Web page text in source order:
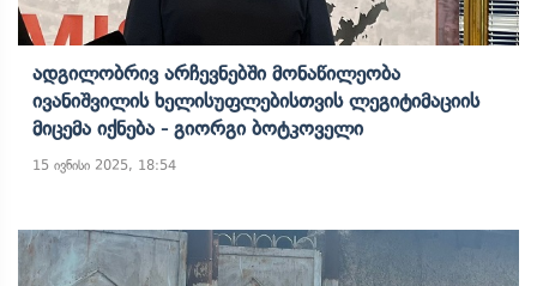
Ადგილობრივ Არჩევნებში Მონაწილეობა
Ივანიშვილის Ხელისუფლებისთვის Ლეგიტიმაციის
Მიცემა Იქნება - Გიორგი Ბოტკოველი
15 ივნისი 2025, 18:54